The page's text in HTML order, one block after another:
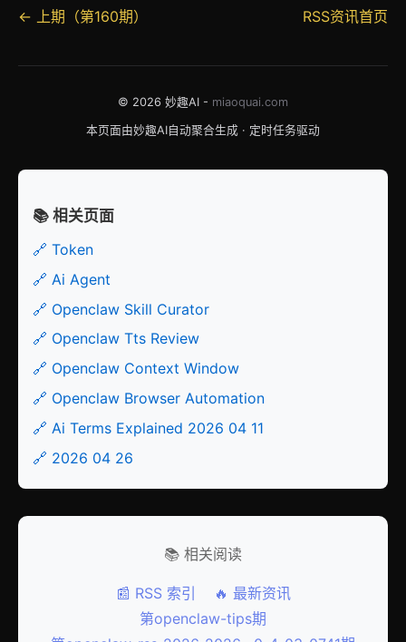
← 上期（第160期） RSS资讯首页
© 2026 妙趣AI - miaoquai.com
本页面由妙趣AI自动聚合生成 · 定时任务驱动
📚 相关页面
🔗 Token
🔗 Ai Agent
🔗 Openclaw Skill Curator
🔗 Openclaw Tts Review
🔗 Openclaw Context Window
🔗 Openclaw Browser Automation
🔗 Ai Terms Explained 2026 04 11
🔗 2026 04 26
📚 相关阅读
📰 RSS 索引
🔥 最新资讯
第openclaw-tips期